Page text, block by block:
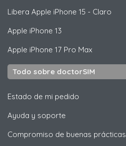
Libera Apple iPhone 15 - Claro
Apple iPhone 13
Apple iPhone 17 Pro Max
Todo sobre doctorSIM
Estado de mi pedido
Ayuda y soporte
Compromiso de buenas prácticas